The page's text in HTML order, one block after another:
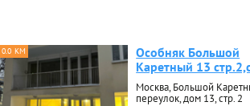
0.0 КМ
Особняк Большой
Каретный 13
Москва, Большой
переулок, дом 13, стр. 2